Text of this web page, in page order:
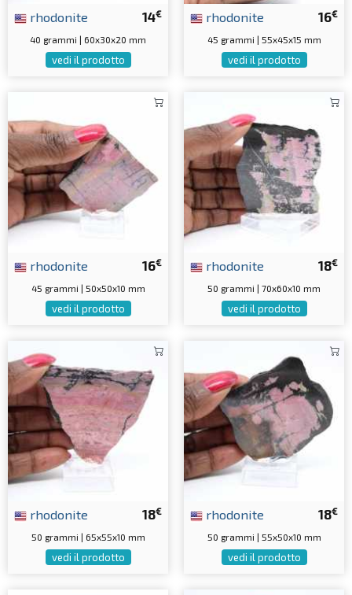
14€
rhodonite
40 grammi | 60x30x20 mm
vedi il prodotto
16€
rhodonite
45 grammi | 55x45x15 mm
vedi il prodotto
16€
rhodonite
45 grammi | 50x50x10 mm
vedi il prodotto
18€
rhodonite
50 grammi | 70x60x10 mm
vedi il prodotto
18€
rhodonite
50 grammi | 65x55x10 mm
vedi il prodotto
18€
rhodonite
50 grammi | 55x50x10 mm
vedi il prodotto